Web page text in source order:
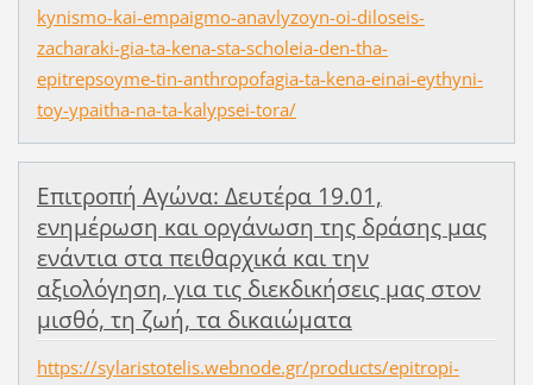
kynismo-kai-empaigmo-anavlyzoyn-oi-diloseis-
zacharaki-gia-ta-kena-sta-scholeia-den-tha-
epitrepsoyme-tin-anthropofagia-ta-kena-einai-eythyni-
toy-ypaitha-na-ta-kalypsei-tora/
Επιτροπή Αγώνα: Δευτέρα 19.01,
ενημέρωση και οργάνωση της δράσης μας
ενάντια στα πειθαρχικά και την
αξιολόγηση, για τις διεκδικήσεις μας στον
μισθό, τη ζωή, τα δικαιώματα
https://sylaristotelis.webnode.gr/products/epitropi-